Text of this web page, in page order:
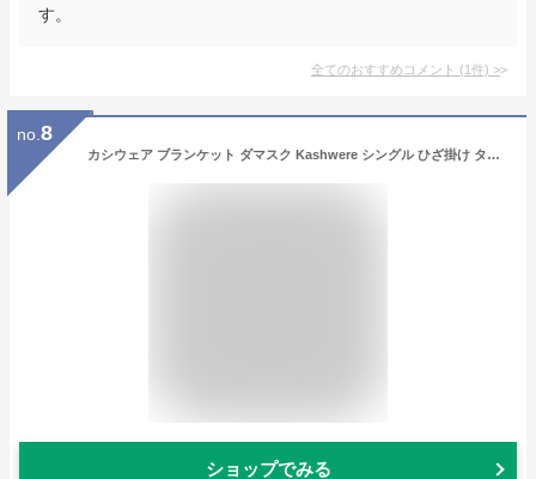
す。
全てのおすすめコメント (1件) >
no. 8
カシウェア ブランケット ダマスク Kashwere シングル ひざ掛け タオルケット ダマスク柄 大判 ソファー リビング 高級 毛布 ふわふわ もこもこ おしゃれ おすすめ 出産祝い 結婚祝い 新築祝い ギフト 贈り物 誕生日プレゼント プレゼント 彼氏 彼女 芸能人
ショップでみる